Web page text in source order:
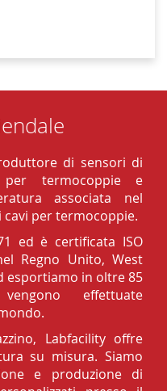
di sensori di
per termocoppie e
associata nel
per termocoppie.
ed è certificata ISO
Regno Unito, West
esportiamo in oltre 85
effettuate
Labfacility offre
su misura. Siamo
e produzione di